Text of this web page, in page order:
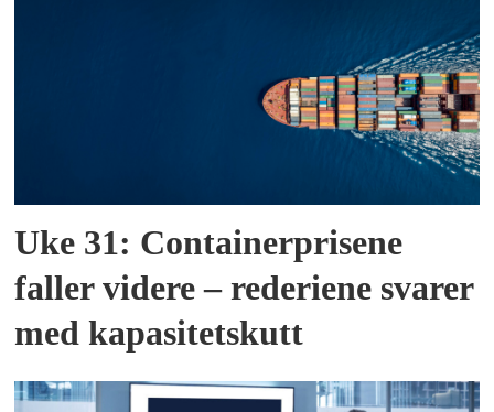
Uke 31: Containerprisene
faller videre – rederiene svarer
med kapasitetskutt